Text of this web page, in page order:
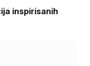
inspirisanih